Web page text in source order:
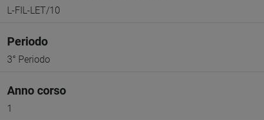
L-FIL-LET/10
Periodo
3° Periodo
Anno corso
1